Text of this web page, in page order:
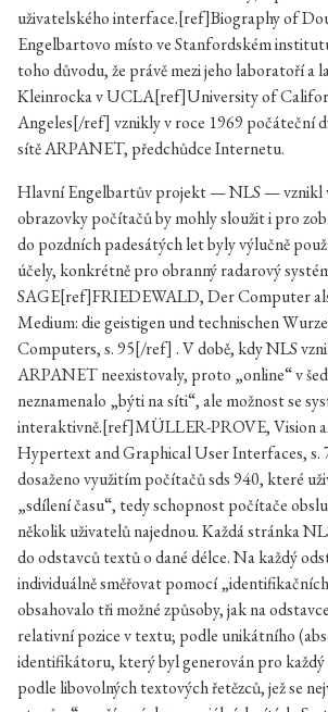
uživatelského interface.[ref]Biography of
Engelbartovo místo ve Stanfordském
toho důvodu, že právě mezi jeho laboratoří a
Kleinrocka v UCLA[ref]University of
Angeles[/ref] vznikly v roce 1969 počáteční
sítě ARPANET, předchůdce Internetu.
Hlavní Engelbartův projekt — NLS — vznikl
obrazovky počítačů by mohly sloužit i pro
do pozdních padesátých let byly výlučně
účely, konkrétně pro obranný radarový
SAGE[ref]FRIEDEWALD, Der Computer
Medium: die geistigen und technischen
Computers, s. 95[/ref] . V době, kdy NLS
ARPANET neexistovaly, proto „online“ v
neznamenalo „býti na síti“, ale možnost se
interaktivně.[ref]MÜLLER-PROVE, Vision
Hypertext and Graphical User Interfaces,
dosaženo využitím počítačů sds 940, které
„sdílení času“, tedy schopnost počítače
několik uživatelů najednou. Každá stránka
do odstavců textů o dané délce. Na každý
individuálně směřovat pomocí
obsahovalo tři možné způsoby, jak na
relativní pozice v textu; podle unikátního
identifikátoru, který byl generován pro každý
podle libovolných textových řetězců, jež se